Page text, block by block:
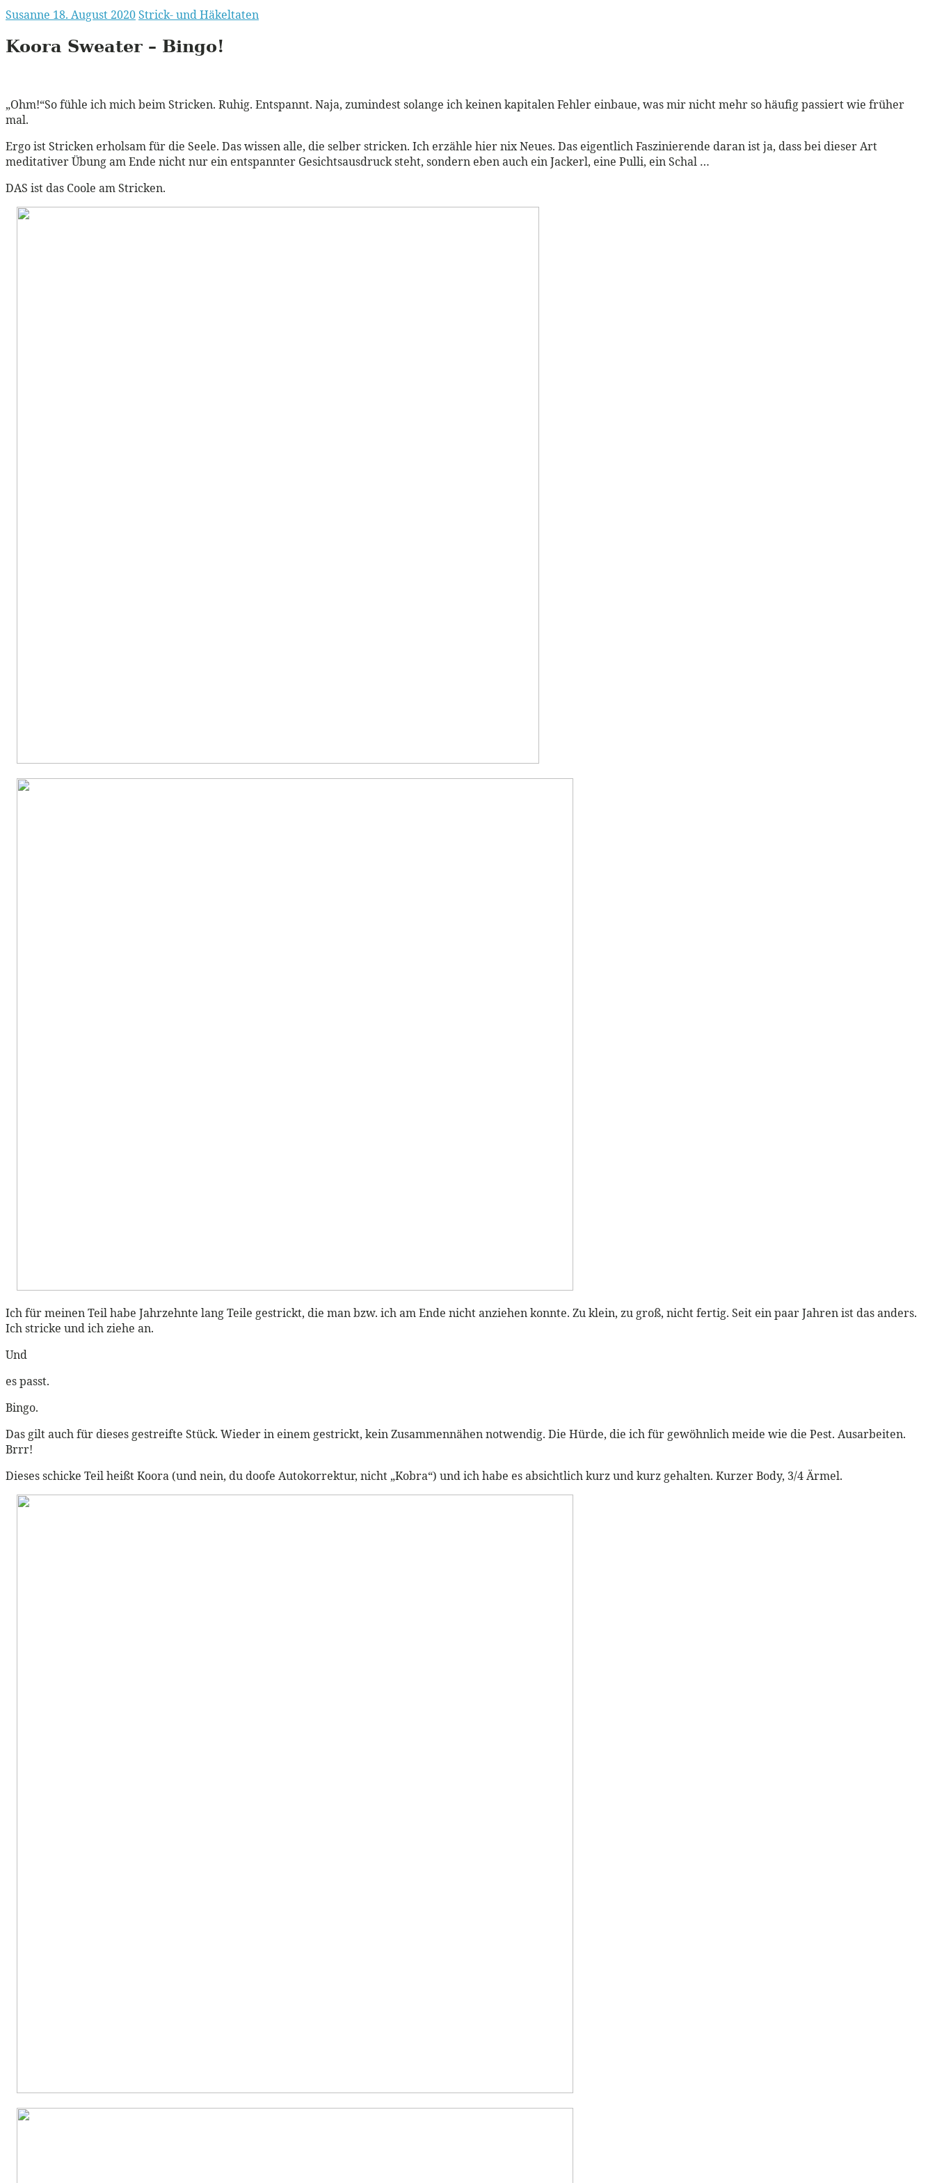
Susanne 18. August 2020Strick- und Häkeltaten
Koora Sweater – Bingo!
„Ohm!“So fühle ich mich beim Stricken. Ruhig. Entspannt. Naja, zumindest solange ich keinen kapitalen Fehler einbaue, was mir nicht mehr so häufig passiert wie früher
mal.
Ergo ist Stricken erholsam für die Seele. Das wissen alle, die selber stricken. Ich erzähle hier nix Neues. Das eigentlich Faszinierende daran ist ja, dass bei dieser Art
meditativer Übung am Ende nicht nur ein entspannter Gesichtsausdruck steht, sondern eben auch ein Jackerl, eine Pulli, ein Schal …
DAS ist das Coole am Stricken.
Ich für meinen Teil habe Jahrzehnte lang Teile gestrickt, die man bzw. ich am Ende nicht anziehen konnte. Zu klein, zu groß, nicht fertig. Seit ein paar Jahren ist das anders.
Ich stricke und ich ziehe an.
Und
es passt.
Bingo.
Das gilt auch für dieses gestreifte Stück. Wieder in einem gestrickt, kein Zusammennähen notwendig. Die Hürde, die ich für gewöhnlich meide wie die Pest. Ausarbeiten.
Brrr!
Dieses schicke Teil heißt Koora (und nein, du doofe Autokorrektur, nicht „Kobra“) und ich habe es absichtlich kurz und kurz gehalten. Kurzer Body, 3/4 Ärmel.